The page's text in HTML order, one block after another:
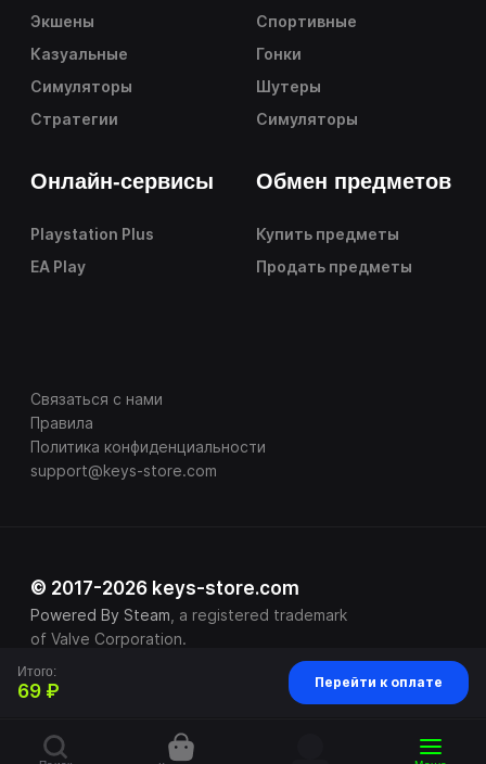
Итого:
69 ₽ Перейти к оплате
Экшены
Казуальные
Симуляторы
Стратегии
Спортивные
Гонки
Шутеры
Симуляторы
Онлайн-сервисы
Playstation Plus
EA Play
Обмен предметов
Купить предметы
Продать предметы
Связаться с нами
Правила
Политика конфиденциальности
support@keys-store.com
© 2017-2026 keys-store.com
Powered By Steam , a registered trademark
of Valve Corporation.